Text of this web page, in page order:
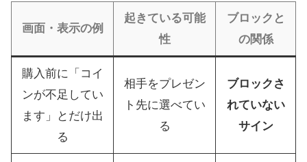
画面・表示の例
起きている可能
性
ブロックと
の関係
購入前に「コイ
ンが不足してい
ます」とだけ出
る
相手をプレゼン
ト先に選べてい
る
ブロックさ
れていない
サイン